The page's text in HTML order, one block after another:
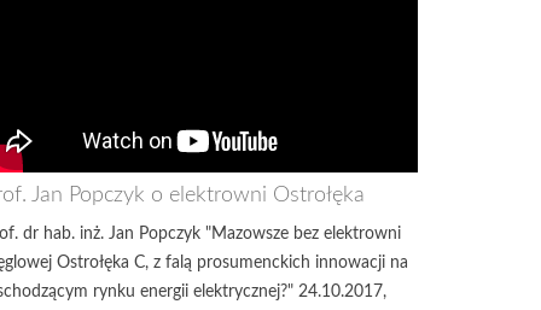
Jan Popczyk o elektrowni Ostrołęka
dr hab. inż. Jan Popczyk "Mazowsze bez elektrowni
Ostrołęka C, z falą prosumenckich innowacji na
rynku energii elektrycznej?" 24.10.2017,